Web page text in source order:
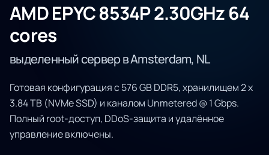
AMD EPYC 8534P 2.30GHz 64
cores
выделенный сервер в Amsterdam, NL
Готовая конфигурация с 576 GB DDR5, хранилищем 2 x
3.84 TB (NVMe SSD) и каналом Unmetered @ 1 Gbps.
Полный root-доступ, DDoS-защита и удалённое
управление включены.